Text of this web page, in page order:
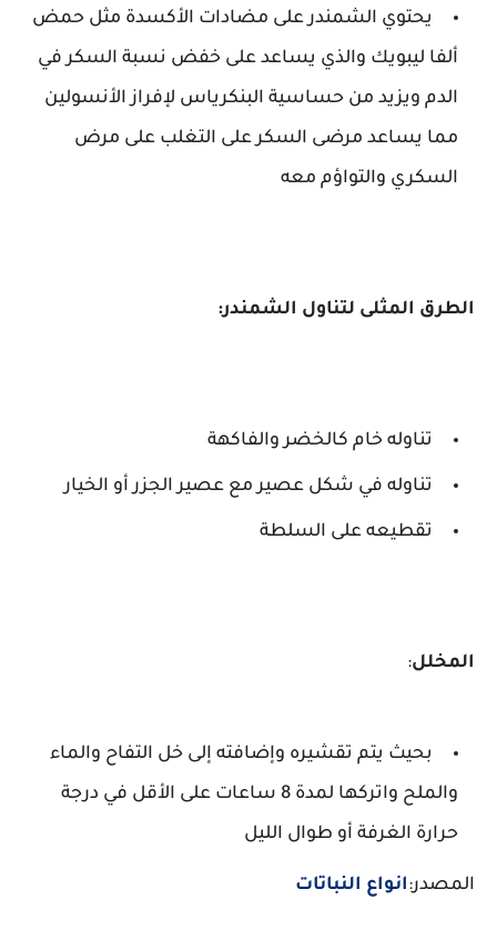
يحتوي الشمندر على مضادات الأكسدة مثل حمض
ألفا ليبويك والذي يساعد على خفض نسبة السكر في
الدم ويزيد من حساسية البنكرياس لإفراز الأنسولين
مما يساعد مرضى السكر على التغلب على مرض
السكري والتواؤم معه
الطرق المثلى لتناول الشمندر:
تناوله خام كالخضر والفاكهة
تناوله في شكل عصير مع عصير الجزر أو الخيار
تقطيعه على السلطة
المخلل:
بحيث يتم تقشيره وإضافته إلى خل التفاح والماء
والملح واتركها لمدة 8 ساعات على الأقل في درجة
حرارة الغرفة أو طوال الليل
المصدر:انواع النباتات